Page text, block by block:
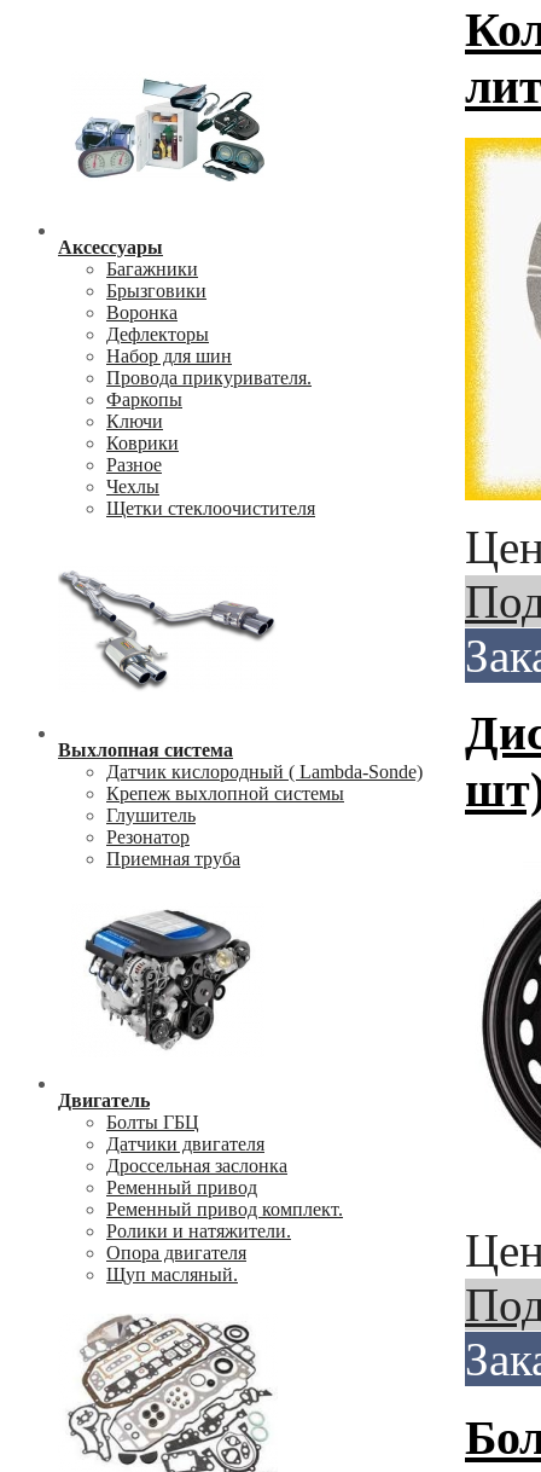
Аксессуары
Багажники
Брызговики
Воронка
Дефлекторы
Набор для шин
Провода прикуривателя.
Фаркопы
Ключи
Коврики
Разное
Чехлы
Щетки стеклоочистителя
Выхлопная система
Датчик кислородный ( Lambda-Sonde)
Крепеж выхлопной системы
Глушитель
Резонатор
Приемная труба
Двигатель
Болты ГБЦ
Датчики двигателя
Дроссельная заслонка
Ременный привод
Ременный привод комплект.
Ролики и натяжители.
Опора двигателя
Щуп масляный.